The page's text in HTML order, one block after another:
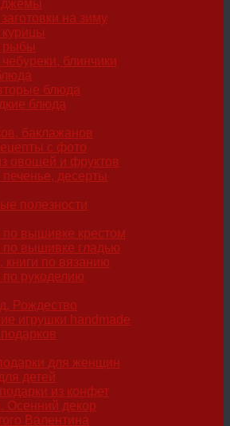
джемы
на зиму
рыбы
блинчики
блюда
блюда
баклажанов
с фото
овощей и фруктов
десерты
полезности
вышивке крестом
вышивке гладью
по вязанию
рукоделию
Рождество
игрушки handmade
для женщин
детей
из конфет
Осенний декор
Валентина